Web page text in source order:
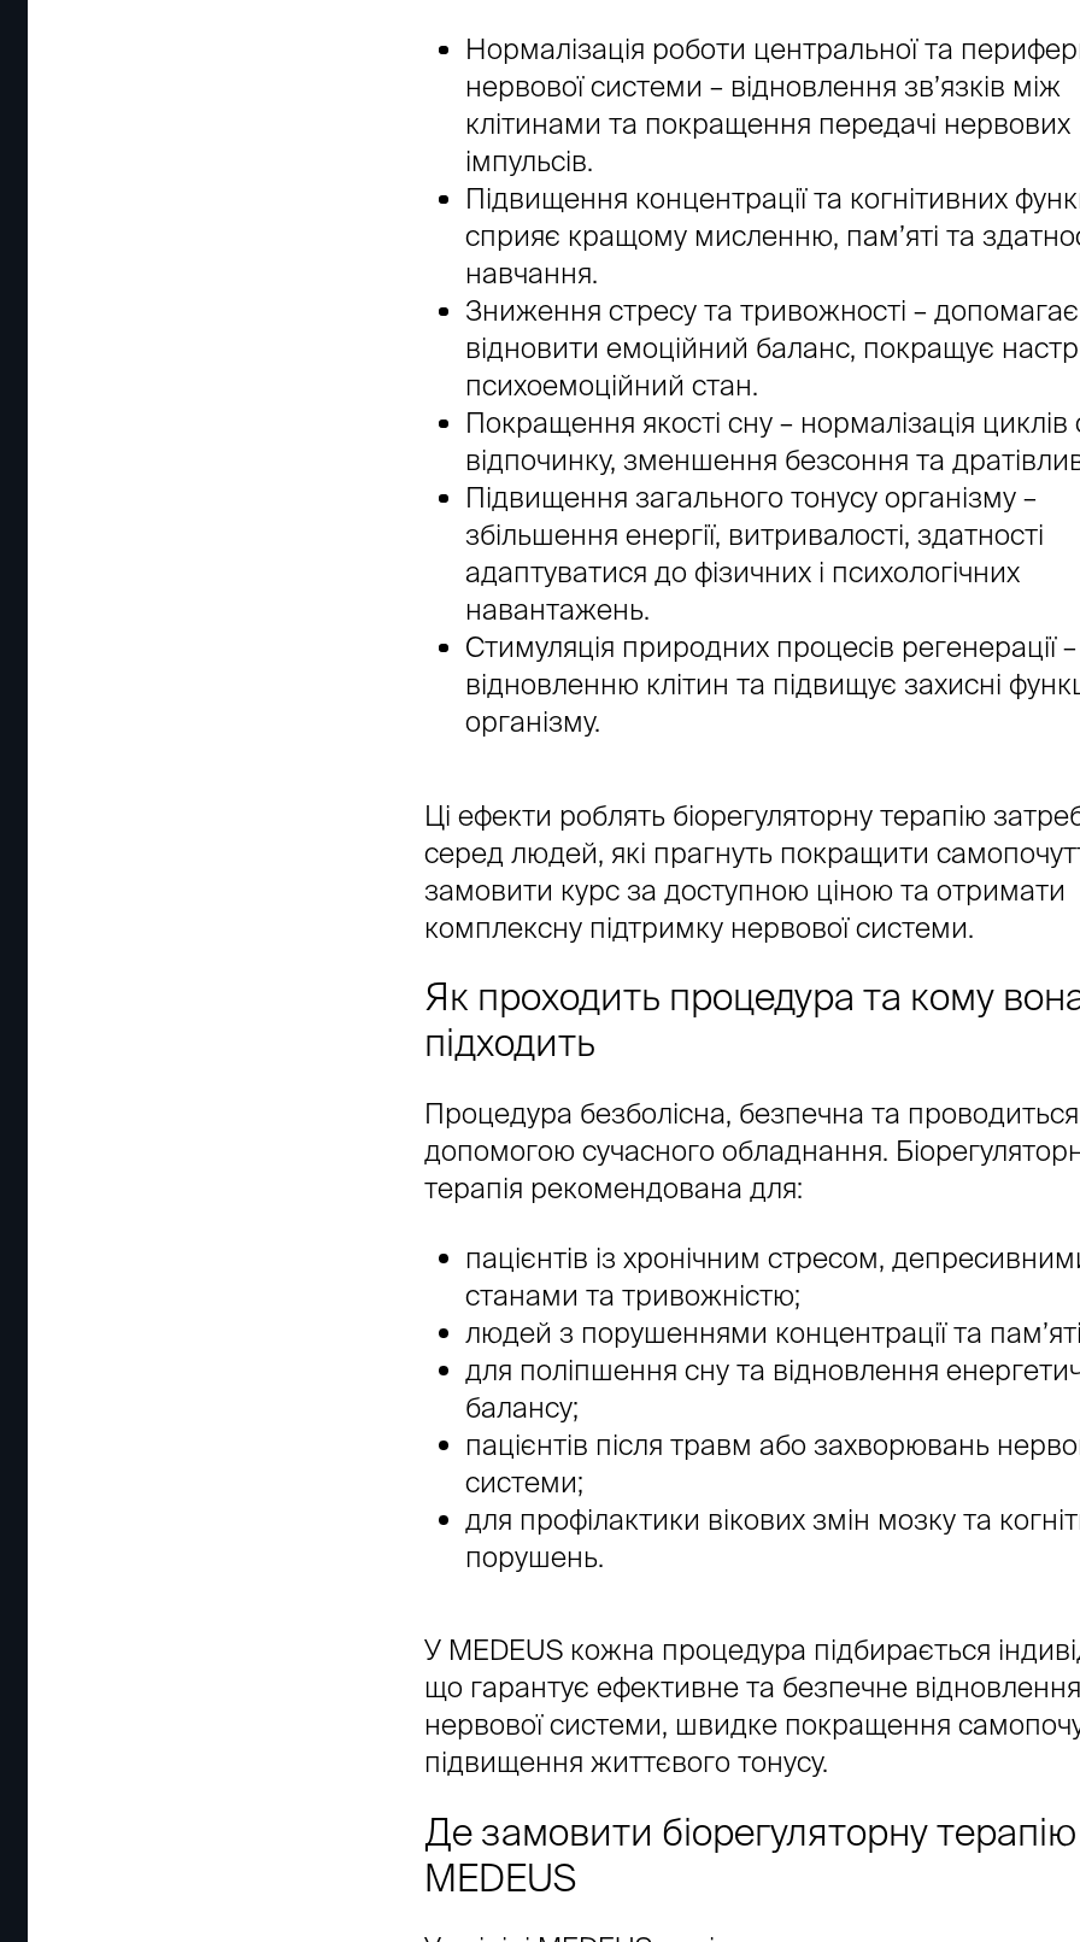
Нормалізація роботи центральної та
нервової системи – відновлення зв’язків між
клітинами та покращення передачі нервових
імпульсів.
Підвищення концентрації та когнітивних
сприяє кращому мисленню, пам’яті та
навчання.
Зниження стресу та тривожності – допомагає
відновити емоційний баланс, покращує
психоемоційний стан.
Покращення якості сну – нормалізація циклів
відпочинку, зменшення безсоння та
Підвищення загального тонусу організму –
збільшення енергії, витривалості, здатності
адаптуватися до фізичних і психологічних
навантажень.
Стимуляція природних процесів регенерації
відновленню клітин та підвищує захисні
організму.
Ці ефекти роблять біорегуляторну терапію
серед людей, які прагнуть покращити
замовити курс за доступною ціною та отримати
комплексну підтримку нервової системи.
Як проходить процедура та кому
підходить
Процедура безболісна, безпечна та
допомогою сучасного обладнання.
терапія рекомендована для:
пацієнтів із хронічним стресом,
станами та тривожністю;
людей з порушеннями концентрації та
для поліпшення сну та відновлення
балансу;
пацієнтів після травм або захворювань
системи;
для профілактики вікових змін мозку та
порушень.
У MEDEUS кожна процедура підбирається
що гарантує ефективне та безпечне
нервової системи, швидке покращення
підвищення життєвого тонусу.
Де замовити біорегуляторну
MEDEUS